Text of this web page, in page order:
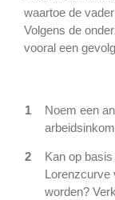
waartoe de
Volgens de
vooral een
1
Noem een
2
Kan op
Lorenzcurve
worden?